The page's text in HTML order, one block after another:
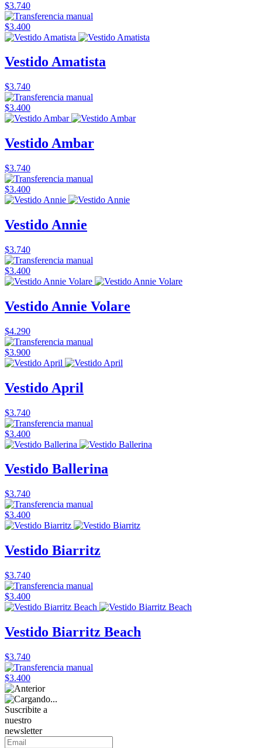
$3.740
$3.400
Vestido Amatista
$3.740
$3.400
Vestido Ambar
$3.740
$3.400
Vestido Annie
$3.740
$3.400
Vestido Annie Volare
$4.290
$3.900
Vestido April
$3.740
$3.400
Vestido Ballerina
$3.740
$3.400
Vestido Biarritz
$3.740
$3.400
Vestido Biarritz Beach
$3.740
$3.400
Suscribite a
nuestro
newsletter